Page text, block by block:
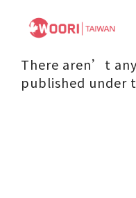
There aren’t
published under